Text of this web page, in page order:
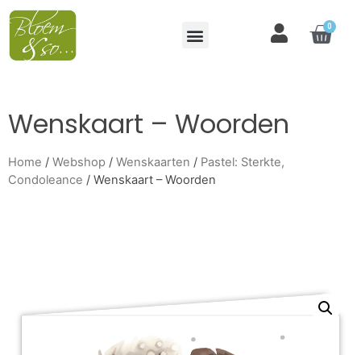
0
Wenskaart – Woorden
Home / Webshop / Wenskaarten / Pastel: Sterkte,
Condoleance / Wenskaart – Woorden